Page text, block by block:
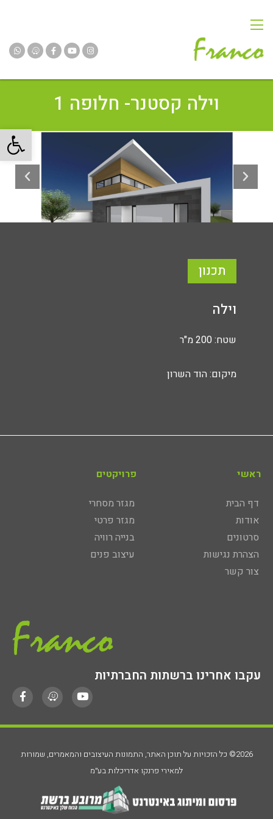
וילה קסטנר- חלופה 1
תכנון
וילה
שטח: 200 מ"ר
מיקום: הוד השרון
ראשי
דף הבית
אודות
סרטונים
הצהרת נגישות
צור קשר
פרויקטים
מגזר מסחרי
מגזר פרטי
בנייה רוויה
עיצוב פנים
עקבו אחרינו ברשתות החברתיות
2026© כל הזכויות על תוכן האתר, התמונות העיצובים והמאמרים, שמורות
למאירי פרנקו אדריכלות בע״מ